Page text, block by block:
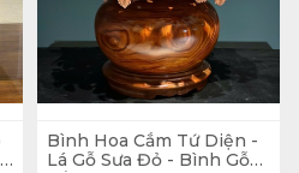
Bình Hoa Cắm Tứ Diện -
Lá Gỗ Sưa Đỏ - Bình Gỗ